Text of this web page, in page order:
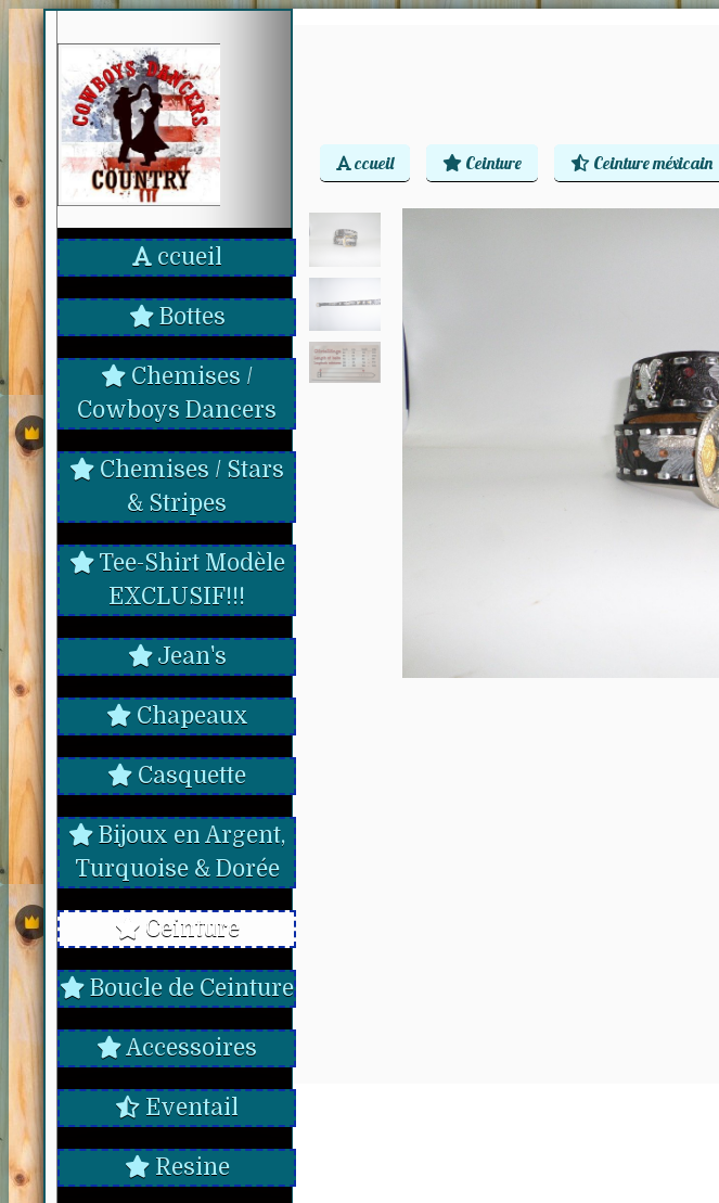
ccueil
Bottes
Chemises /
Cowboys Dancers
Chemises / Stars
& Stripes
Tee-Shirt Modèle
EXCLUSIF!!!
Jean's
Chapeaux
Casquette
Bijoux en Argent,
Turquoise & Dorée
Ceinture
Boucle de Ceinture
Accessoires
Eventail
Resine
ccueil Ceinture Ceinture méxicain